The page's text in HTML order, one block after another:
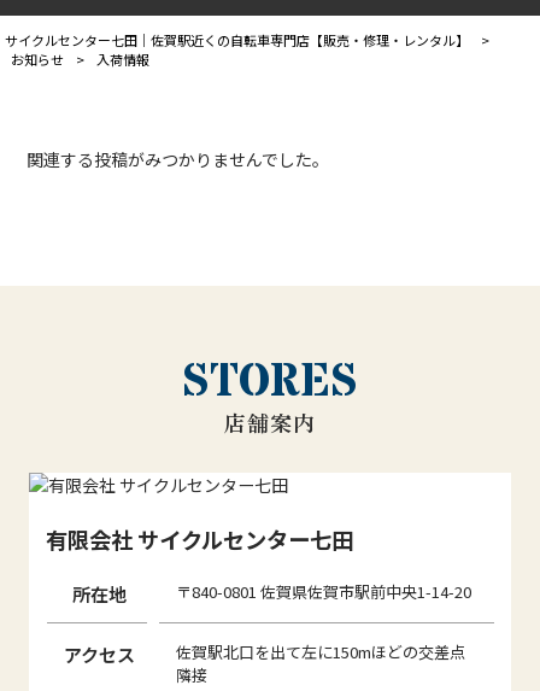
サイクルセンター七田｜佐賀駅近くの自転車専門店【販売・修理・レンタル】
>
お知らせ
> 入荷情報
関連する投稿がみつかりませんでした。
STORES
店舗案内
有限会社 サイクルセンター七田
所在地 〒840-0801 佐賀県佐賀市駅前中央1-14-20
アクセス
佐賀駅北口を出て左に150mほどの交差点
隣接